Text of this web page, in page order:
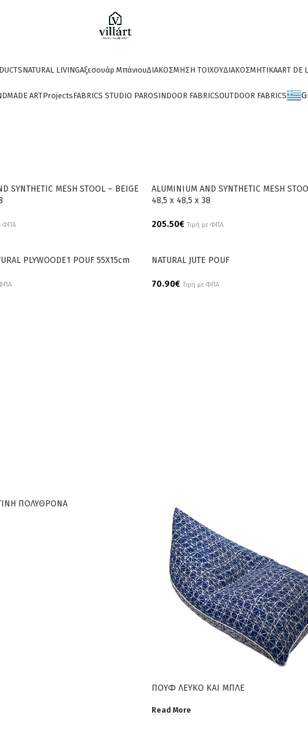
NATURAL LIVINGΑξεσουάρ ΜπάνιουΔΙΑΚΟΣΜΗΣΗ ΤΟΙΧΟΥΔΙΑΚΟΣΜΗΤΙΚΑART DE
ARTProjectsFABRICS STUDIO PAROSINDOOR FABRICSOUTDOOR FABRICS
SYNTHETIC MESH STOOL – BEIGE
ΦΠΑ
ALUMINIUM AND SYNTHETIC MESH
48,5 x 48,5 x 38
205.50€ Τιμή με ΦΠΑ
PLYWOODE1 POUF 55X15cm NATURAL JUTE POUF
70.90€ Τιμή με ΦΠΑ
ΠΟΛΥΘΡΟΝΑ
ΠΟΥΦ ΛΕΥΚΟ ΚΑΙ ΜΠΛΕ
Read More